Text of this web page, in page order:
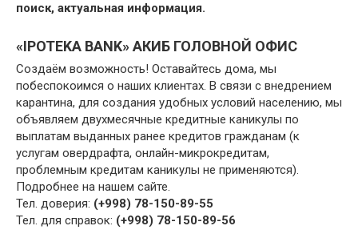
поиск, актуальная информация.
«IPOTEKA BANK» АКИБ ГОЛОВНОЙ ОФИС
Создаём возможность! Оставайтесь дома, мы
побеспокоимся о наших клиентах. В связи с внедрением
карантина, для создания удобных условий населению, мы
объявляем двухмесячные кредитные каникулы по
выплатам выданных ранее кредитов гражданам (к
услугам овердрафта, онлайн-микрокредитам,
проблемным кредитам каникулы не применяются).
Подробнее на нашем сайте.
Тел. доверия: (+998) 78-150-89-55
Тел. для справок: (+998) 78-150-89-56